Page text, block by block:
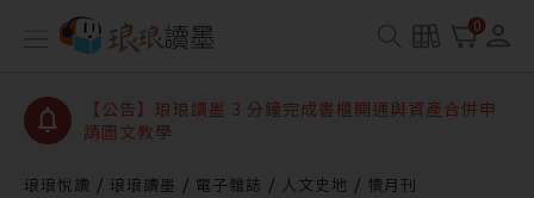
0
【公告】琅琅讀墨數位閱讀資產合併與書櫃開通申請
【公告】琅琅讀墨 3 分鐘完成書櫃開通與資產合併申
請圖文教學
查詢
琅琅悅讀 琅琅讀墨 電子雜誌 人文史地
犢月刊